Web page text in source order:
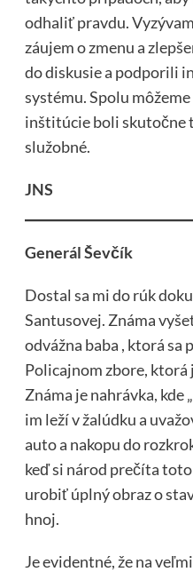
odhaliť pravdu.
záujem o zmenu a
do diskusie a podporili
systému. Spolu
inštitúcie boli skutočne
služobné.
JNS
Generál Ševčík
Dostal sa mi do rúk
Santusovej. Známa
odvážna baba , ktorá sa
Policajnom zbore, ktorá
Známa je nahrávka, kde
im leží v žalúdku a
auto a nakopu do
keď si národ prečíta
urobiť úplný obraz o
hnoj.
Je evidentné, že na veľmi